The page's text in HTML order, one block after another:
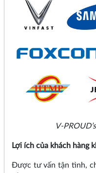
V-
Lợi ích của khách hàng
Được tư vấn tận tình,